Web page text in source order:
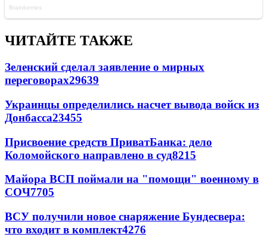
ЧИТАЙТЕ ТАКЖЕ
Зеленский сделал заявление о мирных
переговорах29639
Украинцы определились насчет вывода войск из
Донбасса23455
Присвоение средств ПриватБанка: дело
Коломойского направлено в суд8215
Майора ВСП поймали на "помощи" военному в
СОЧ7705
ВСУ получили новое снаряжение Бундесвера:
что входит в комплект4276